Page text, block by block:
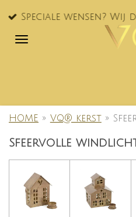
Ga
naar
Speciale wensen? Wij
HOME » VQ® kerst »
Sfeervolle